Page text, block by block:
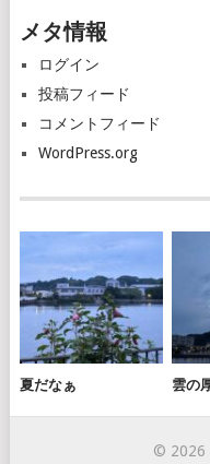
イ
メタ情報
ログイン
投稿フィード
コメントフィード
WordPress.org
夏だなぁ 雲の
© 2026